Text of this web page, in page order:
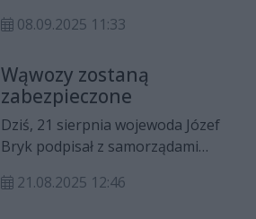
i spotkań z bogatym dziedzictwem
z Kulturą Żydowską. Wydarzenie,
organizowane przez Buskie
Stowarzyszenie Kulturalne i liczne
lokalne instytucje, to nie tylko
okazja do wspomnień, ale i do
żywego dialogu z historią i kulturą.
08.09.2025 11:33
Wąwozy zostaną
zabezpieczone
Dziś, 21 sierpnia wojewoda Józef
Bryk podpisał z samorządami
usuwania skutków klęsk
21.08.2025 12:46